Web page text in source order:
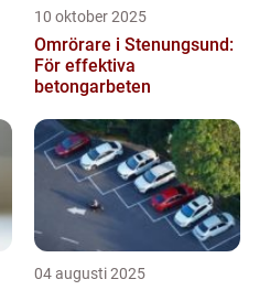
10 oktober 2025
Omrörare i Stenungsund:
För effektiva
betongarbeten
04 augusti 2025